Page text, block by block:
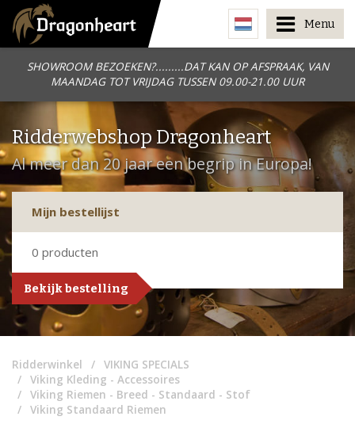
SHOWROOM BEZOEKEN?.........DAT KAN OP AFSPRAAK, VAN
MAANDAG TOT VRIJDAG TUSSEN 09.00-21.00 UUR
Menu
Ridderwebshop Dragonheart
Al meer dan 20 jaar een begrip in Europa!
Mijn bestellijst
0 producten
Bekijk bestelling
Ridderwinkel
VIKING SPECIALS
Viking Kleding - Accessoires
Viking Riemen - Breed - Standaard - Stof
Viking Standaard Riemen